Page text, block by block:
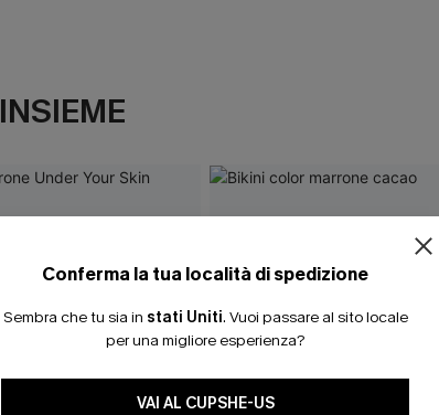
Conferma la tua località di spedizione
Sembra che tu sia in stati Uniti. Vuoi passare al sito locale
per una migliore esperienza?
VAI AL CUPSHE-US